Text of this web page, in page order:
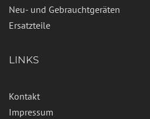
Neu- und Gebrauchtgeräten
Ersatzteile
LINKS
Kontakt
Impressum